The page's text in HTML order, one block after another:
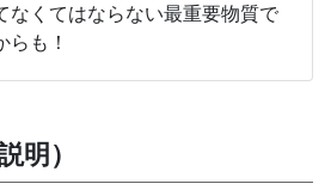
なくてはならない最重要物質で
も！
明）